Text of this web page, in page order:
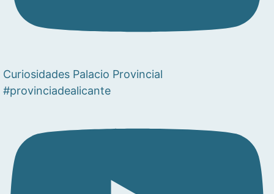
Curiosidades Palacio Provincial
#provinciadealicante